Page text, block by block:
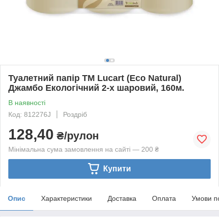
Туалетний папір ТМ Lucart (Eco Natural)
Джамбо Екологічний 2-х шаровий, 160м.
В наявності
Код: 812276J
Роздріб
128,40 ₴/рулон
Мінімальна сума замовлення на сайті — 200 ₴
Купити
Опис Характеристики Доставка Оплата Умови